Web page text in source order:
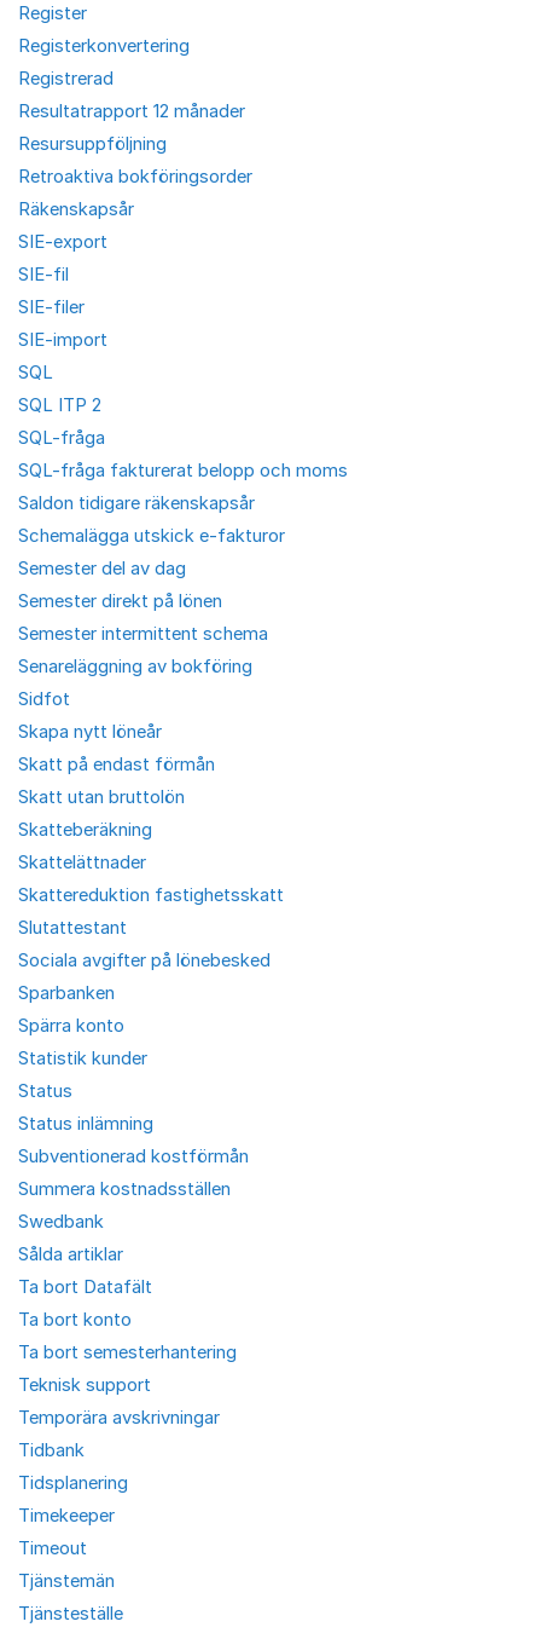
Register
Registerkonvertering
Registrerad
Resultatrapport 12 månader
Resursuppföljning
Retroaktiva bokföringsorder
Räkenskapsår
SIE-export
SIE-fil
SIE-filer
SIE-import
SQL
SQL ITP 2
SQL-fråga
SQL-fråga fakturerat belopp och moms
Saldon tidigare räkenskapsår
Schemalägga utskick e-fakturor
Semester del av dag
Semester direkt på lönen
Semester intermittent schema
Senareläggning av bokföring
Sidfot
Skapa nytt löneår
Skatt på endast förmån
Skatt utan bruttolön
Skatteberäkning
Skattelättnader
Skattereduktion fastighetsskatt
Slutattestant
Sociala avgifter på lönebesked
Sparbanken
Spärra konto
Statistik kunder
Status
Status inlämning
Subventionerad kostförmån
Summera kostnadsställen
Swedbank
Sålda artiklar
Ta bort Datafält
Ta bort konto
Ta bort semesterhantering
Teknisk support
Temporära avskrivningar
Tidbank
Tidsplanering
Timekeeper
Timeout
Tjänstemän
Tjänsteställe